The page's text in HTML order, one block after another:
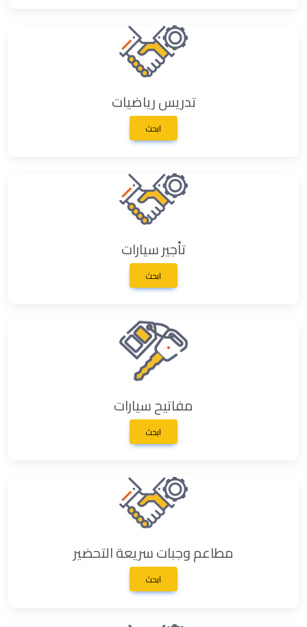
تدريس رياضيات
ابحث
تأجير سيارات
ابحث
مفاتيح سيارات
ابحث
مطاعم وجبات سريعة التحضير
ابحث